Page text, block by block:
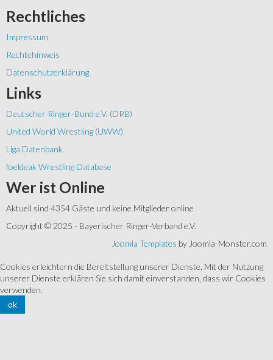
Rechtliches
Impressum
Rechtehinweis
Datenschutzerklärung
Links
Deutscher Ringer-Bund e.V. (DRB)
United World Wrestling (UWW)
Liga Datenbank
foeldeak Wrestling Database
Wer ist Online
Aktuell sind 4354 Gäste und keine Mitglieder online
Copyright © 2025 - Bayerischer Ringer-Verband e.V.
Joomla Templates by Joomla-Monster.com
Cookies erleichtern die Bereitstellung unserer Dienste. Mit der Nutzung
unserer Dienste erklären Sie sich damit einverstanden, dass wir Cookies
verwenden.
ok